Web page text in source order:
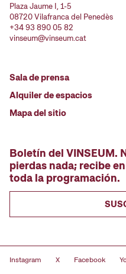
Plaza Jaume I, 1-5
08720 Vilafranca del Penedès
+34 93 890 05 82
vinseum@vinseum.cat
Sala de prensa
Alquiler de espacios
Mapa del sitio
Boletín del VINSEUM.
pierdas nada; recibe
toda la programación.
Instagram X Facebook